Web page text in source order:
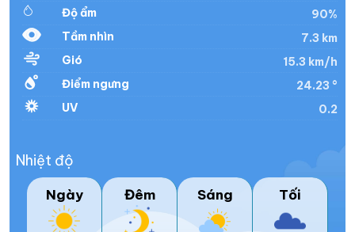
Độ ẩm
90%
Tầm nhìn
7.3 km
Gió
15.3 km/h
Điểm ngưng
24.23 °
UV
0.2
Nhiệt độ
Ngày Đêm Sáng Tối